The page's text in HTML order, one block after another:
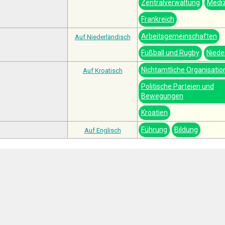
Zentralverwaltung
Frankreich
Auf Niederländisch Arbeitsgemeinschaften
Fußball und Rugby
Auf Kroatisch Nichtamtliche
Politische Parteien und
Bewegungen
Kroatien
Auf Englisch Führung Bildung